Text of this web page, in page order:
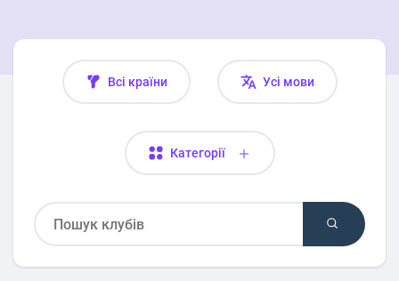
Всі країни Усі мови
Категорії